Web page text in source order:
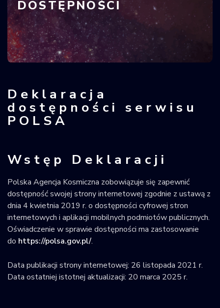
Sektor
Polska w
kosmosie
Obiektów
Kosmicznych
DOSTĘPNOŚCI
Deklaracja
dostępności serwisu
POLSA
Wstęp Deklaracji
Polska Agencja Kosmiczna zobowiązuje się zapewnić
dostępność swojej strony internetowej zgodnie z ustawą z
dnia 4 kwietnia 2019 r. o dostępności cyfrowej stron
internetowych i aplikacji mobilnych podmiotów publicznych.
Oświadczenie w sprawie dostępności ma zastosowanie
do https://polsa.gov.pl/.
Data publikacji strony internetowej: 26 listopada 2021 r.
Data ostatniej istotnej aktualizacji: 20 marca 2025 r.